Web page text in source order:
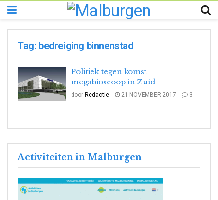
Tag: bedreiging binnenstad
Politiek tegen komst
megabioscoop in Zuid
door Redactie 21 NOVEMBER 2017 3
Activiteiten in Malburgen